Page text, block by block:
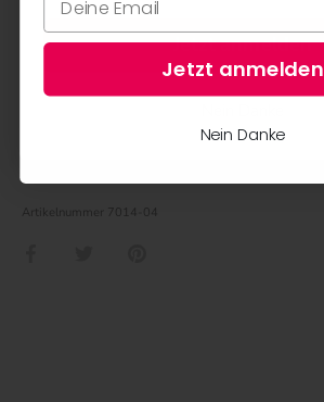
Mehr über Grün&Form
7014-04
Jetzt anmelden
Jetzt anmelden
Nein Danke